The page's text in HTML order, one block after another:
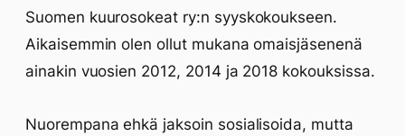
Suomen kuurosokeat ry:n syyskokoukseen.
Aikaisemmin olen ollut mukana omaisjäsenenä
ainakin vuosien 2012, 2014 ja 2018 kokouksissa.
Nuorempana ehkä jaksoin sosialisoida, mutta